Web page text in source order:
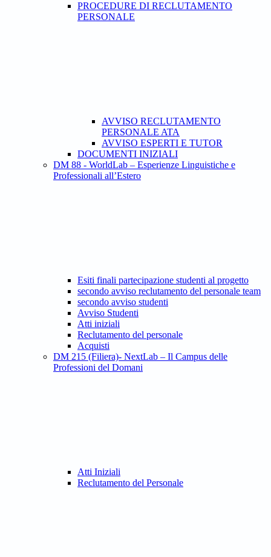
PROCEDURE DI RECLUTAMENTO
PERSONALE
AVVISO RECLUTAMENTO
PERSONALE ATA
AVVISO ESPERTI E TUTOR
DOCUMENTI INIZIALI
DM 88 - WorldLab – Esperienze Linguistiche e
Professionali all’Estero
Esiti finali partecipazione studenti al progetto
secondo avviso reclutamento del personale team
secondo avviso studenti
Avviso Studenti
Atti iniziali
Reclutamento del personale
Acquisti
DM 215 (Filiera)- NextLab – Il Campus delle
Professioni del Domani
Atti Iniziali
Reclutamento del Personale